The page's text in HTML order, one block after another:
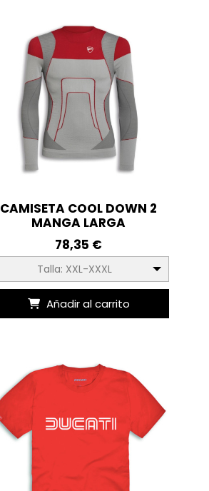
CAMISETA COOL DOWN 2
MANGA LARGA
78,35 €
Talla: XXL-XXXL
Añadir al carrito